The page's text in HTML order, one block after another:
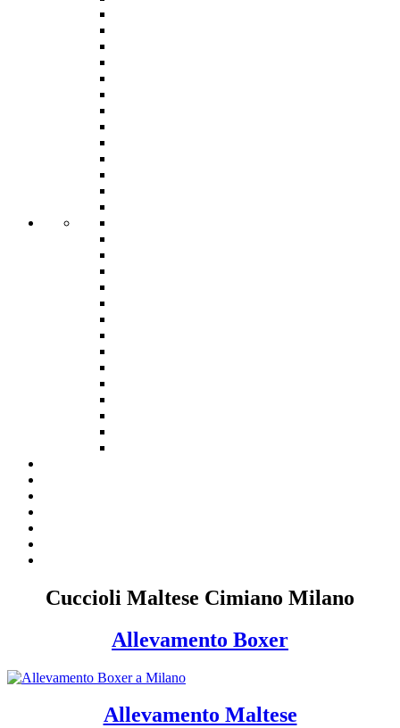
Cuccioli Maltese Cimiano Milano
Allevamento Boxer
Allevamento Maltese